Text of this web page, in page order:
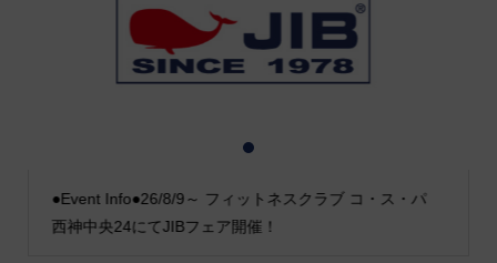
●Event Info●26/8/9～ フィットネスクラブ コ・ス・パ
西神中央24にてJIBフェア開催！
2